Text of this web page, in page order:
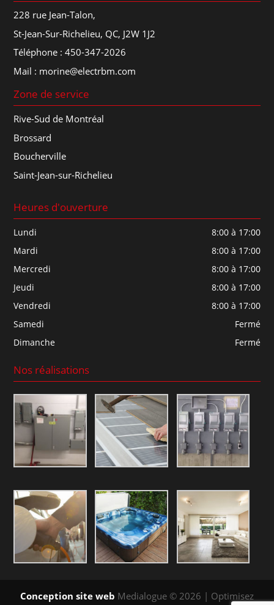
228 rue Jean-Talon,
St-Jean-Sur-Richelieu, QC, J2W 1J2
Téléphone :450-347-2026
Mail : morine@electrbm.com
Zone de service
Rive-Sud de Montréal
Brossard
Boucherville
Saint-Jean-sur-Richelieu
Heures d'ouverture
Lundi
8:00 à 17:00
Mardi
8:00 à 17:00
Mercredi
8:00 à 17:00
Jeudi
8:00 à 17:00
Vendredi
8:00 à 17:00
Samedi
Fermé
Dimanche
Fermé
Nos réalisations
Conception site web Medialogue © 2026 | Optimisez